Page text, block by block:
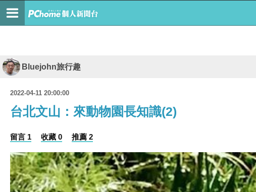
Bluejohn旅行趣
2022-04-11 20:00:00
台北文山：來動物園長知識(2)
留言 1 收藏 0 推薦 2